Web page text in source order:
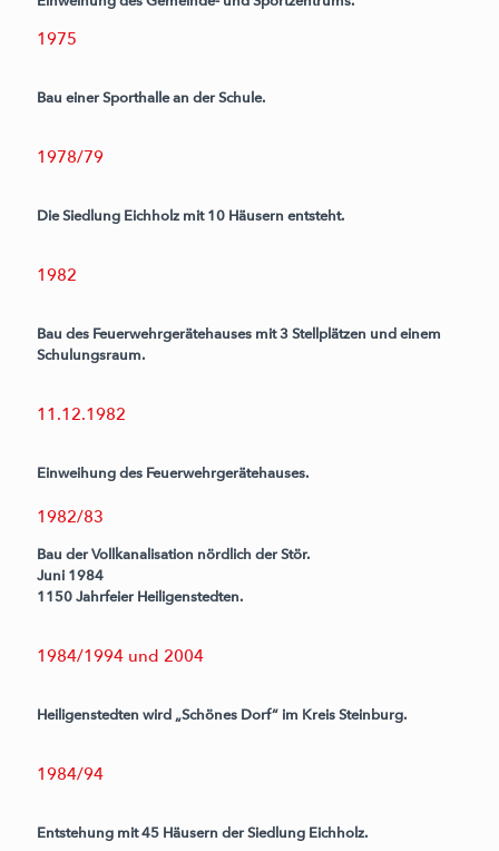
1975
Bau einer Sporthalle an der Schule.
1978/79
Die Siedlung Eichholz mit 10 Häusern entsteht.
1982
Bau des Feuerwehrgerätehauses mit 3 Stellplätzen und einem
Schulungsraum.
11.12.1982
Einweihung des Feuerwehrgerätehauses.
1982/83
Bau der Vollkanalisation nördlich der Stör.
Juni 1984
1150 Jahrfeier Heiligenstedten.
1984/1994 und 2004
Heiligenstedten wird „Schönes Dorf“ im Kreis Steinburg.
1984/94
Entstehung mit 45 Häusern der Siedlung Eichholz.